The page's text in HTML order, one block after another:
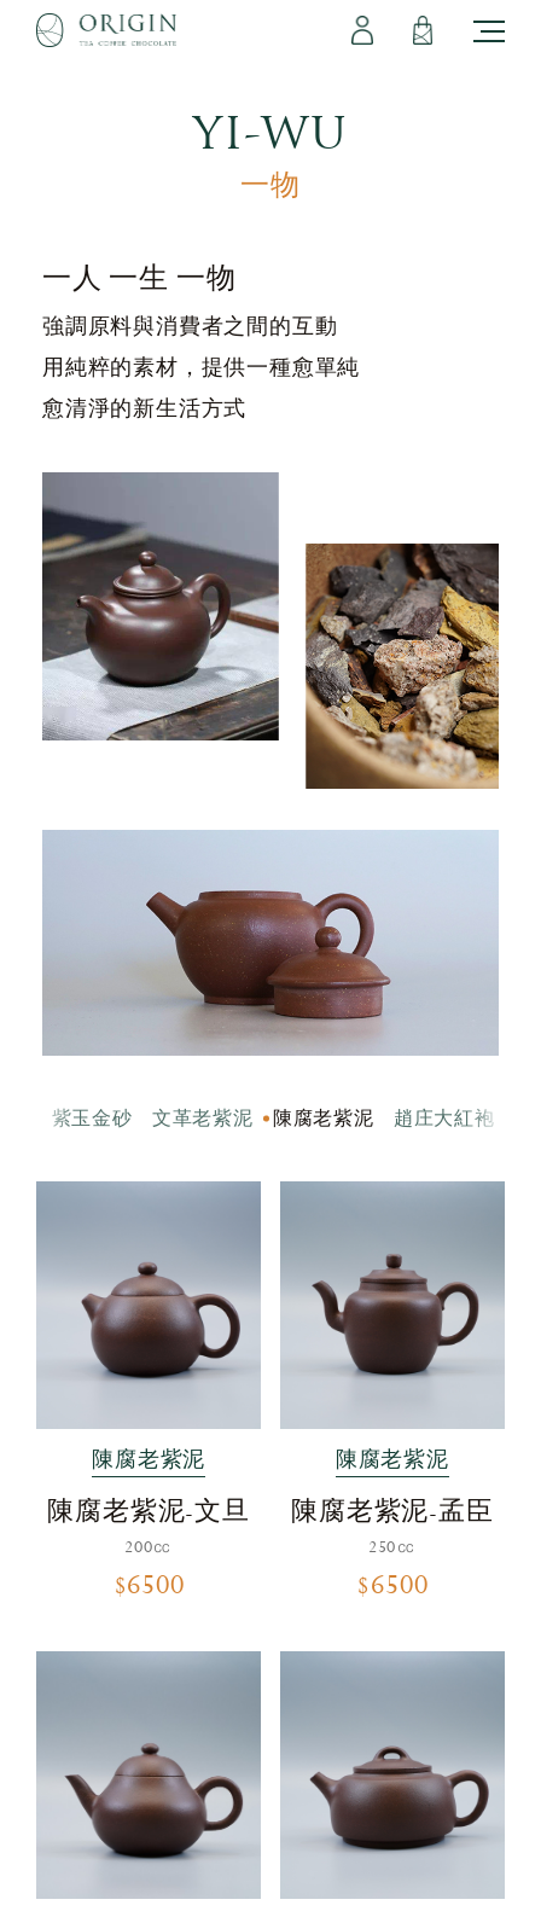
YI-WU
一物
一人 一生 一物
強調原料與消費者之間的互動
用純粹的素材，提供一種愈單純
愈清淨的新生活方式
紫玉金砂 文革老紫泥 陳腐老紫泥 趙庄大紅袍
陳腐老紫泥
陳腐老紫泥-文旦
200㏄
$6500
陳腐老紫泥
陳腐老紫泥-孟臣
250㏄
$6500